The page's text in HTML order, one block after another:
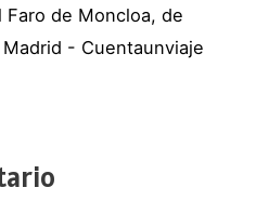
Faro de Moncloa, de
- Cuentaunviaje